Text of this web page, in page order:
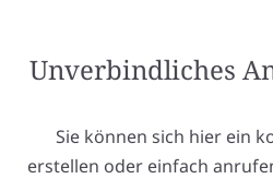
Unverbindliches
Sie können sich hier ein
erstellen oder einfach